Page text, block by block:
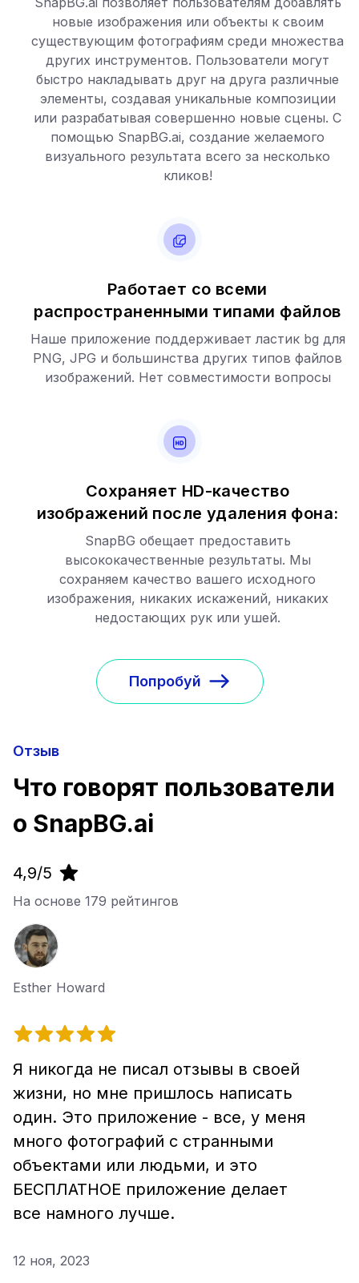
новые изображения или объекты к своим
существующим фотографиям среди множества
других инструментов. Пользователи могут
быстро накладывать друг на друга различные
элементы, создавая уникальные композиции
или разрабатывая совершенно новые сцены. С
помощью SnapBG.ai, создание желаемого
визуального результата всего за несколько
кликов!
Работает со всеми
распространенными типами файлов
Наше приложение поддерживает ластик bg для
PNG, JPG и большинства других типов файлов
изображений. Нет совместимости вопросы
Сохраняет HD-качество
изображений после удаления фона:
SnapBG обещает предоставить
высококачественные результаты. Мы
сохраняем качество вашего исходного
изображения, никаких искажений, никаких
недостающих рук или ушей.
Попробуй
Отзыв
Что говорят пользователи
о SnapBG.ai
4,9/5
На основе 179 рейтингов
Esther Howard
Я никогда не писал отзывы в своей
жизни, но мне пришлось написать
один. Это приложение - все, у меня
много фотографий с странными
объектами или людьми, и это
БЕСПЛАТНОЕ приложение делает
все намного лучше.
12 ноя, 2023